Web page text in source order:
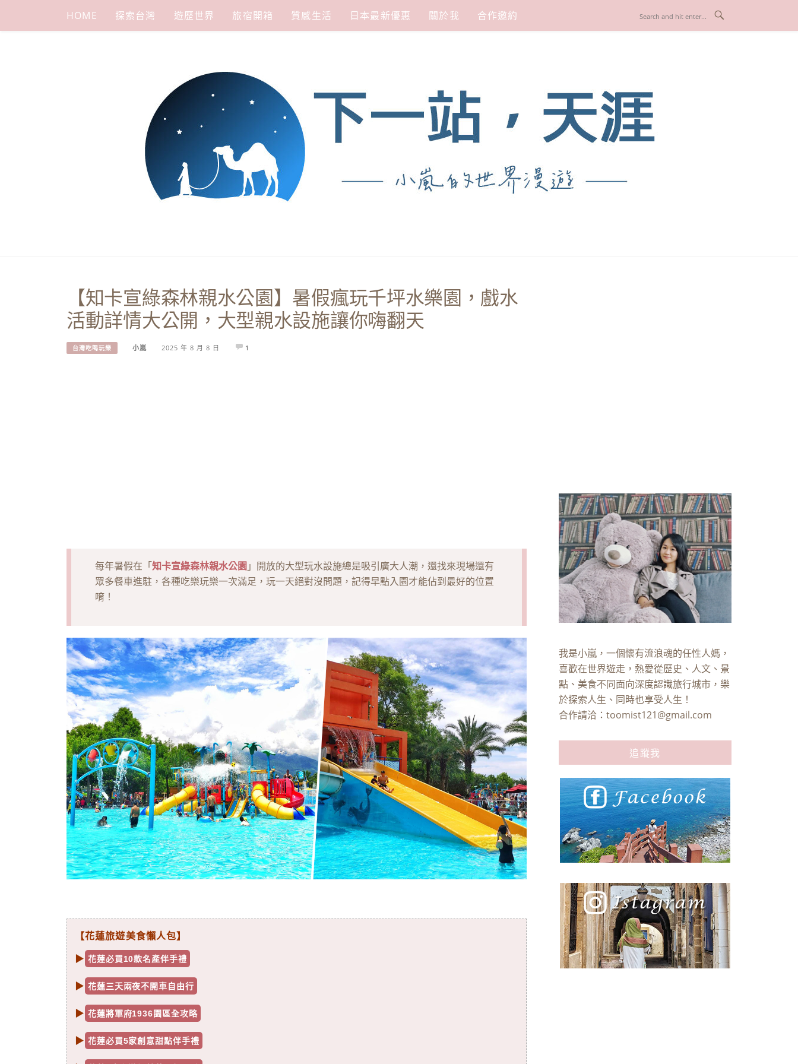
HOME 探索台灣 遊歷世界 旅宿開箱 質感生活 日本最新優惠 關於我 合作邀約
【知卡宣綠森林親水公園】暑假瘋玩千坪水樂園，戲水
活動詳情大公開，大型親水設施讓你嗨翻天
台灣吃喝玩樂 小嵐 2025 年 8 月 8 日 1
每年暑假在「知卡宣綠森林親水公園」開放的大型玩水設施總是吸引廣大人潮，還找來現場還有
眾多餐車進駐，各種吃樂玩樂一次滿足，玩一天絕對沒問題，記得早點入園才能佔到最好的位置
唷！
【花蓮旅遊美食懶人包】
▶ 花蓮必買10款名產伴手禮
▶ 花蓮三天兩夜不開車自由行
▶ 花蓮將軍府1936園區全攻略
▶ 花蓮必買5家創意甜點伴手禮
我是小嵐，一個懷有流浪魂的任性人媽，
喜歡在世界遊走，熱愛從歷史、人文、景
點、美食不同面向深度認識旅行城市，樂
於探索人生、同時也享受人生！
合作請洽：toomist121@gmail.com
追蹤我